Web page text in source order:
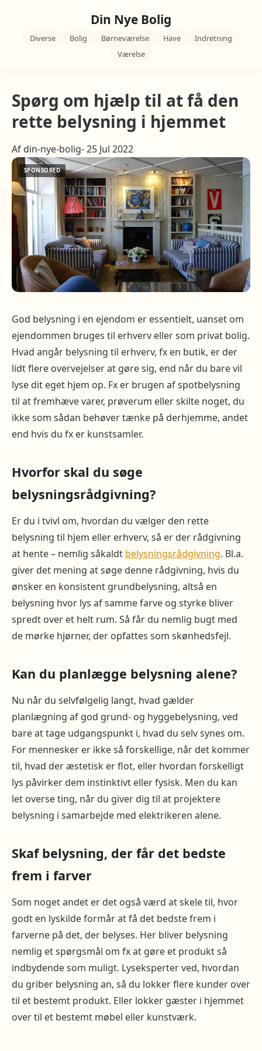
Din Nye Bolig
Diverse Bolig Børneværelse Have
Indretning
Værelse
Spørg om hjælp til at få den
rette belysning i hjemmet
Af din-nye-bolig- 25 Jul 2022
God belysning i en ejendom er essentielt, uanset om
ejendommen bruges til erhverv eller som privat bolig.
Hvad angår belysning til erhverv, fx en butik, er der
lidt flere overvejelser at gøre sig, end når du bare vil
lyse dit eget hjem op. Fx er brugen af spotbelysning
til at fremhæve varer, prøverum eller skilte noget, du
ikke som sådan behøver tænke på derhjemme, andet
end hvis du fx er kunstsamler.
Hvorfor skal du søge
belysningsrådgivning?
Er du i tvivl om, hvordan du vælger den rette
belysning til hjem eller erhverv, så er der rådgivning
at hente – nemlig såkaldt belysningsrådgivning. Bl.a.
giver det mening at søge denne rådgivning, hvis du
ønsker en konsistent grundbelysning, altså en
belysning hvor lys af samme farve og styrke bliver
spredt over et helt rum. Så får du nemlig bugt med
de mørke hjørner, der opfattes som skønhedsfejl.
Kan du planlægge belysning alene?
Nu når du selvfølgelig langt, hvad gælder
planlægning af god grund- og hyggebelysning, ved
bare at tage udgangspunkt i, hvad du selv synes om.
For mennesker er ikke så forskellige, når det kommer
til, hvad der æstetisk er flot, eller hvordan forskelligt
lys påvirker dem instinktivt eller fysisk. Men du kan
let overse ting, når du giver dig til at projektere
belysning i samarbejde med elektrikeren alene.
Skaf belysning, der får det bedste
frem i farver
Som noget andet er det også værd at skele til, hvor
godt en lyskilde formår at få det bedste frem i
farverne på det, der belyses. Her bliver belysning
nemlig et spørgsmål om fx at gøre et produkt så
indbydende som muligt. Lyseksperter ved, hvordan
du griber belysning an, så du lokker flere kunder over
til et bestemt produkt. Eller lokker gæster i hjemmet
over til et bestemt møbel eller kunstværk.